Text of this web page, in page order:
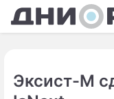
Эксист-М